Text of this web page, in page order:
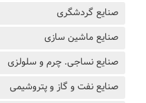
صنایع گردشگری
صنایع ماشین سازی
صنایع نساجی. چرم و سلولزی
صنایع نفت و گاز و پتروشیمی